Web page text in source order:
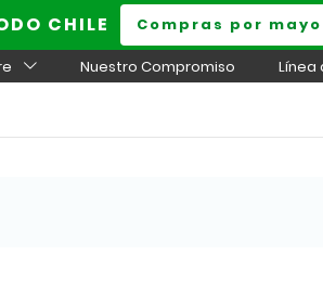
CHILE Compras por
Nuestro Compromiso Línea